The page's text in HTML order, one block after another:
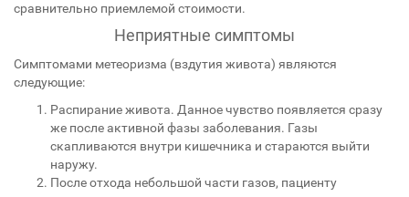
сравнительно приемлемой стоимости.
Неприятные симптомы
Симптомами метеоризма (вздутия живота) являются
следующие:
Распирание живота. Данное чувство появляется сразу
же после активной фазы заболевания. Газы
скапливаются внутри кишечника и стараются выйти
наружу.
После отхода небольшой части газов, пациенту